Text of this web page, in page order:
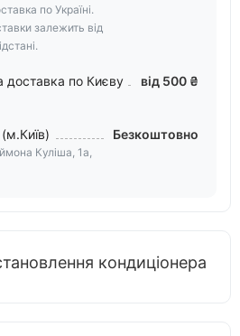
по Україні.
залежить від
доставка по Києву від 500 ₴
Куліша, 1а,
Безкоштовно
кондиціонера